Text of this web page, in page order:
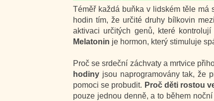
Téměř každá buňka v lidském těle
hodin tím, že určité druhy bílkovin
aktivaci určitých genů, které
Melatonin je hormon, který stimuluje
Proč se srdeční záchvaty a mrtvice
hodiny jsou naprogramovány tak, že
pomoci se probudit. Proč děti rostou
pouze jednou denně, a to během